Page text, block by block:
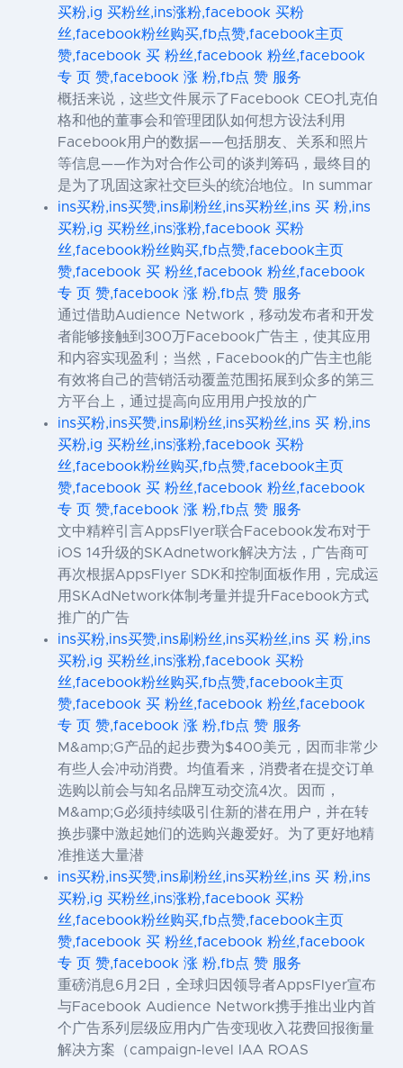
买粉,ig 买粉丝,ins涨粉,facebook 买粉
丝,facebook粉丝购买,fb点赞,facebook主页
赞,facebook 买 粉丝,facebook 粉丝,facebook
专 页 赞,facebook 涨 粉,fb点 赞 服务
概括来说，这些文件展示了Facebook CEO扎克伯
格和他的董事会和管理团队如何想方设法利用
Facebook用户的数据——包括朋友、关系和照片
等信息——作为对合作公司的谈判筹码，最终目的
是为了巩固这家社交巨头的统治地位。In summar
ins买粉,ins买赞,ins刷粉丝,ins买粉丝,ins 买 粉,ins
买粉,ig 买粉丝,ins涨粉,facebook 买粉
丝,facebook粉丝购买,fb点赞,facebook主页
赞,facebook 买 粉丝,facebook 粉丝,facebook
专 页 赞,facebook 涨 粉,fb点 赞 服务
通过借助Audience Network，移动发布者和开发
者能够接触到300万Facebook广告主，使其应用
和内容实现盈利；当然，Facebook的广告主也能
有效将自己的营销活动覆盖范围拓展到众多的第三
方平台上，通过提高向应用用户投放的广
ins买粉,ins买赞,ins刷粉丝,ins买粉丝,ins 买 粉,ins
买粉,ig 买粉丝,ins涨粉,facebook 买粉
丝,facebook粉丝购买,fb点赞,facebook主页
赞,facebook 买 粉丝,facebook 粉丝,facebook
专 页 赞,facebook 涨 粉,fb点 赞 服务
文中精粹引言AppsFlyer联合Facebook发布对于
iOS 14升级的SKAdnetwork解决方法，广告商可
再次根据AppsFlyer SDK和控制面板作用，完成运
用SKAdNetwork体制考量并提升Facebook方式
推广的广告
ins买粉,ins买赞,ins刷粉丝,ins买粉丝,ins 买 粉,ins
买粉,ig 买粉丝,ins涨粉,facebook 买粉
丝,facebook粉丝购买,fb点赞,facebook主页
赞,facebook 买 粉丝,facebook 粉丝,facebook
专 页 赞,facebook 涨 粉,fb点 赞 服务
M&amp;G产品的起步费为$400美元，因而非常少
有些人会冲动消费。均值看来，消费者在提交订单
选购以前会与知名品牌互动交流4次。因而，
M&amp;G必须持续吸引住新的潜在用户，并在转
换步骤中激起她们的选购兴趣爱好。为了更好地精
准推送大量潜
ins买粉,ins买赞,ins刷粉丝,ins买粉丝,ins 买 粉,ins
买粉,ig 买粉丝,ins涨粉,facebook 买粉
丝,facebook粉丝购买,fb点赞,facebook主页
赞,facebook 买 粉丝,facebook 粉丝,facebook
专 页 赞,facebook 涨 粉,fb点 赞 服务
重磅消息6月2日，全球归因领导者AppsFlyer宣布
与Facebook Audience Network携手推出业内首
个广告系列层级应用内广告变现收入花费回报衡量
解决方案（campaign-level IAA ROAS